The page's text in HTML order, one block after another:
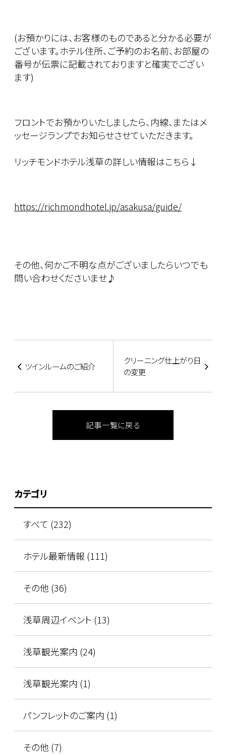
(お預かりには、お客様のものであると分かる必要が
ございます。ホテル住所、ご予約のお名前、お部屋の
番号が伝票に記載されておりますと確実でござい
ます)
フロントでお預かりいたしましたら、内線、またはメ
ッセージランプでお知らせさせていただきます。
リッチモンドホテル浅草の詳しい情報はこちら↓
https://richmondhotel.jp/asakusa/guide/
その他、何かご不明な点がございましたらいつでも
問い合わせくださいませ♪
ツインルームのご紹介
クリーニング仕上がり日
の変更
記事一覧に戻る
カテゴリ
すべて (232)
ホテル最新情報 (111)
その他 (36)
浅草周辺イベント (13)
浅草観光案内 (24)
浅草観光案内 (1)
パンフレットのご案内 (1)
その他 (7)